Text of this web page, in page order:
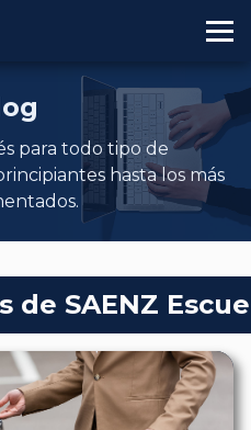
para todo tipo de
hasta los más
de SAENZ